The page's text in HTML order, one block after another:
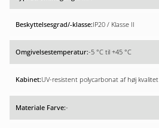
IP20 / Klasse II
-5 °C til +45 °C
UV-resistent polycarbonat af høj kvalitet
-